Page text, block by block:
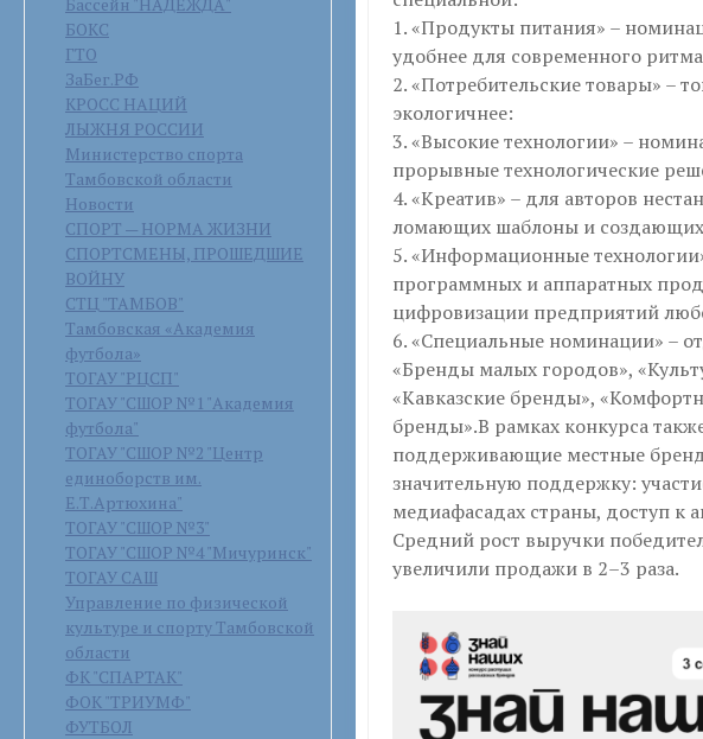
БОКС
ГТО
ЗаБег.РФ
КРОСС НАЦИЙ
ЛЫЖНЯ РОССИИ
Министерство спорта
Тамбовской области
Новости
СПОРТ — НОРМА ЖИЗНИ
СПОРТСМЕНЫ, ПРОШЕДШИЕ
ВОЙНУ
СТЦ "ТАМБОВ"
Тамбовская «Академия
футбола»
ТОГАУ "РЦСП"
ТОГАУ "СШОР №1 "Академия
футбола"
ТОГАУ "СШОР №2 "Центр
единоборств им.
Е.Т.Артюхина"
ТОГАУ "СШОР №3"
ТОГАУ "СШОР №4 "Мичуринск"
ТОГАУ САШ
Управление по физической
культуре и спорту Тамбовской
области
ФК "СПАРТАК"
ФОК "ТРИУМФ"
ФУТБОЛ
1. «Продукты питания» –
удобнее для современного
2. «Потребительские товары» –
экологичнее:
3. «Высокие технологии» –
прорывные технологические
4. «Креатив» – для авторов
ломающих шаблоны и
5. «Информационные
программных и аппаратных
цифровизации предприятий
6. «Специальные номинации» –
«Бренды малых городов»,
«Кавказские бренды»,
бренды».В рамках конкурса
поддерживающие местные
значительную поддержку:
медиафасадах страны, доступ к
Средний рост выручки
увеличили продажи в 2–3 раза.